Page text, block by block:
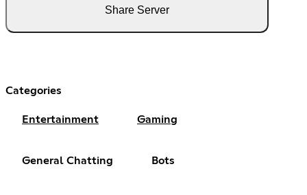
Share Server
Categories
Entertainment Gaming
General Chatting Bots